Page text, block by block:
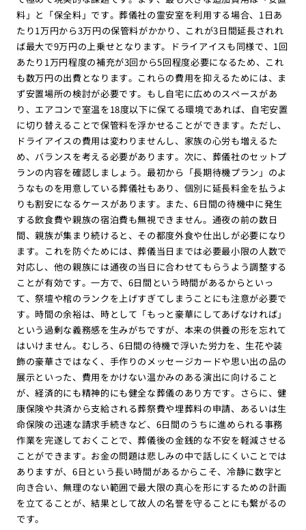
料」と「保全料」です。葬儀社の霊安室を利用する場合、1日あ
たり1万円から3万円の保管料がかかり、これが3日間延長されれ
ば最大で9万円の上乗せとなります。ドライアイスも同様で、1回
あたり1万円程度の補充が3回から5回程度必要になるため、これ
も数万円の出費となります。これらの費用を抑えるためには、ま
ず安置場所の検討が必要です。もし自宅に広めのスペースがあ
り、エアコンで室温を18度以下に保てる環境であれば、自宅安置
に切り替えることで保管料を浮かせることができます。ただし、
ドライアイスの費用は変わりませんし、家族の心労も増えるた
め、バランスを考える必要があります。次に、葬儀社のセットプ
ランの内容を確認しましょう。最初から「長期待機プラン」のよ
うなものを用意している葬儀社もあり、個別に延長料金を払うよ
りも割安になるケースがあります。また、6日間の待機中に発生
する飲食費や親族の宿泊費も無視できません。通夜の前の数日
間、親族が集まり続けると、その都度外食や仕出しが必要になり
ます。これを防ぐためには、葬儀当日までは必要最小限の人数で
対応し、他の親族には通夜の当日に合わせてもらうよう調整する
ことが有効です。一方で、6日間という時間があるからといっ
て、祭壇や棺のランクを上げすぎてしまうことにも注意が必要で
す。時間の余裕は、時として「もっと豪華にしてあげなければ」
という過剰な義務感を生みがちですが、本来の供養の形を忘れて
はいけません。むしろ、6日間の待機で浮いた労力を、生花や装
飾の豪華さではなく、手作りのメッセージカードや思い出の品の
展示といった、費用をかけない温かみのある演出に向けること
が、経済的にも精神的にも健全な葬儀のあり方です。さらに、健
康保険や共済から支給される葬祭費や埋葬料の申請、あるいは生
命保険の迅速な請求手続きなど、6日間のうちに進められる事務
作業を完遂しておくことで、葬儀後の金銭的な不安を軽減させる
ことができます。お金の問題は悲しみの中で話しにくいことでは
ありますが、6日という長い時間があるからこそ、冷静に数字と
向き合い、無理のない範囲で最大限の真心を形にするための計画
を立てることが、結果として故人の名誉を守ることにも繋がるの
です。